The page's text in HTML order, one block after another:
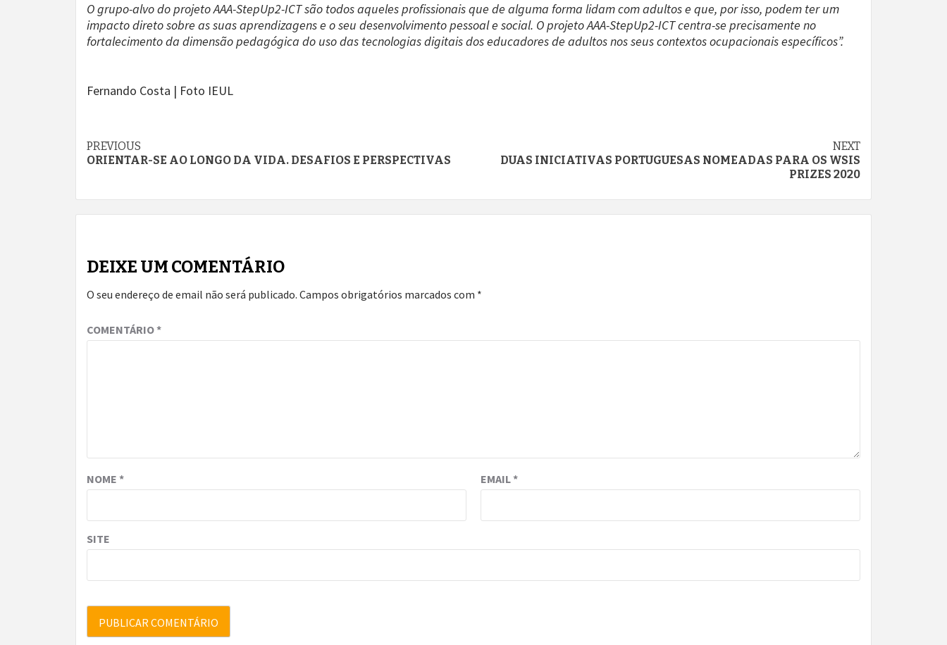
O grupo-alvo do projeto AAA-StepUp2-ICT são todos aqueles profissionais que de alguma forma lidam com adultos e que, por isso, podem ter um
impacto direto sobre as suas aprendizagens e o seu desenvolvimento pessoal e social. O projeto AAA-StepUp2-ICT centra-se precisamente no
fortalecimento da dimensão pedagógica do uso das tecnologias digitais dos educadores de adultos nos seus contextos ocupacionais específicos”.
Fernando Costa | Foto IEUL
Continue
PREVIOUS
ORIENTAR-SE AO LONGO DA VIDA. DESAFIOS E PERSPECTIVAS
NEXT
DUAS INICIATIVAS PORTUGUESAS NOMEADAS PARA OS WSIS
PRIZES 2020
DEIXE UM COMENTÁRIO
O seu endereço de email não será publicado. Campos obrigatórios marcados com *
COMENTÁRIO*
NOME * EMAIL*
SITE